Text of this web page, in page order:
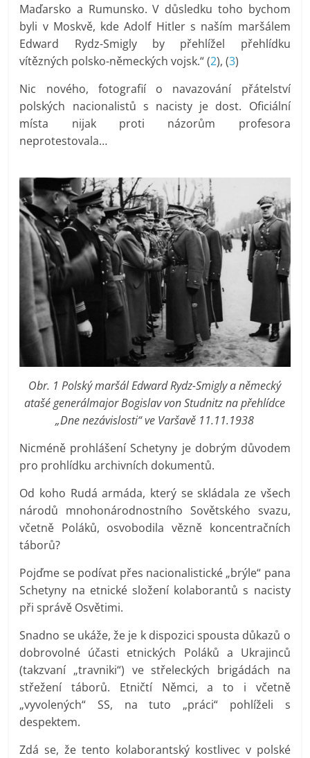
Maďarsko a Rumunsko. V důsledku toho bychom
byli v Moskvě, kde Adolf Hitler s naším maršálem
Edward Rydz-Smigly by přehlížel přehlídku
vítězných polsko-německých vojsk.“ (2), (3)
Nic nového, fotografií o navazování přátelství
polských nacionalistů s nacisty je dost. Oficiální
místa nijak proti názorům profesora
neprotestovala…
Obr. 1 Polský maršál Edward Rydz-Smigly a německý
atašé generálmajor Bogislav von Studnitz na přehlídce
„Dne nezávislosti“ ve Varšavě 11.11.1938
Nicméně prohlášení Schetyny je dobrým důvodem
pro prohlídku archivních dokumentů.
Od koho Rudá armáda, který se skládala ze všech
národů mnohonárodnostního Sovětského svazu,
včetně Poláků, osvobodila vězně koncentračních
táborů?
Pojďme se podívat přes nacionalistické „brýle“ pana
Schetyny na etnické složení kolaborantů s nacisty
při správě Osvětimi.
Snadno se ukáže, že je k dispozici spousta důkazů o
dobrovolné účasti etnických Poláků a Ukrajinců
(takzvaní „travniki“) ve střeleckých brigádách na
střežení táborů. Etničtí Němci, a to i včetně
„vyvolených“ SS, na tuto „práci“ pohlíželi s
despektem.
Zdá se, že tento kolaborantský kostlivec v polské